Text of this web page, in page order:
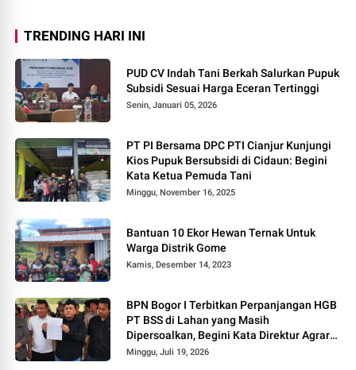
TRENDING HARI INI
PUD CV Indah Tani Berkah Salurkan Pupuk
Subsidi Sesuai Harga Eceran Tertinggi
Senin, Januari 05, 2026
PT PI Bersama DPC PTI Cianjur Kunjungi
Kios Pupuk Bersubsidi di Cidaun: Begini
Kata Ketua Pemuda Tani
Minggu, November 16, 2025
Bantuan 10 Ekor Hewan Ternak Untuk
Warga Distrik Gome
Kamis, Desember 14, 2023
BPN Bogor I Terbitkan Perpanjangan HGB
PT BSS di Lahan yang Masih
Dipersoalkan, Begini Kata Direktur Agraria
Institute!
Minggu, Juli 19, 2026